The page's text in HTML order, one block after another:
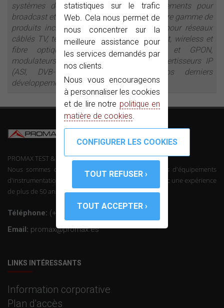
statistiques sur le trafic
Web. Cela nous permet de
nous concentrer sur la
meilleure assistance pour
les services demandés par
nos clients.
Nous vous encourageons
à personnaliser les cookies
et de lire notre politique en
matière de cookies.
systèmes de test et mesure et d’équipements pour
broadcast et distribution de signaux TV. Notre gamme de
produits inclut des appareils de mesure pour réseaux
câblés TV, télévision par satellite, broadcast, wireless et
fibre optique. Des analyseurs FTTH et GPON,
modulateurs DVB-T, streamers IP et convertisseurs IP
(ASI, DVB-T) se trouvent parmi nos derniers
développements.
PROMAX TEST & MEASUREMENT, SLU ©
Nous sommes des fabricants de télécommunications d'équipements
d'instrumentation et l'électronique professionnelle avec une expérience
de plus de 50 ans dans le secteur.
Téléphone: (+34) 931 847 700
Email: promax@promax.es
LINKS INTÉRESSANTS
Information corporative
Plan d'accès